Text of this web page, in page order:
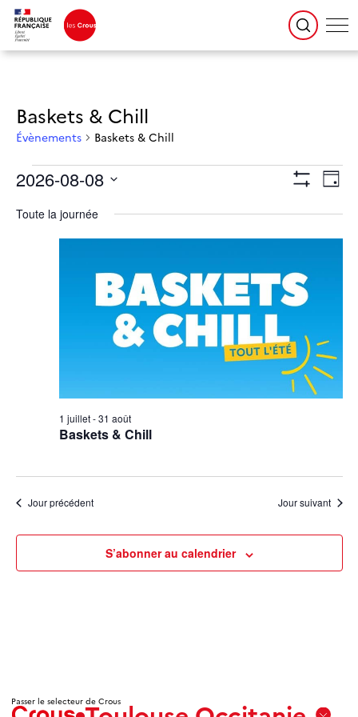
Baskets & Chill
Évènements Baskets & Chill
Évènements for 8 août 2026 Navigation
par
consultations
Filtres
de
vues
Jour
2026-08-08
date.
Toute la journée
Baskets & Chill
1 juillet-31 août
Jour précédent Jour suivant
S’abonner au calendrier
Passer le selecteur de Crous